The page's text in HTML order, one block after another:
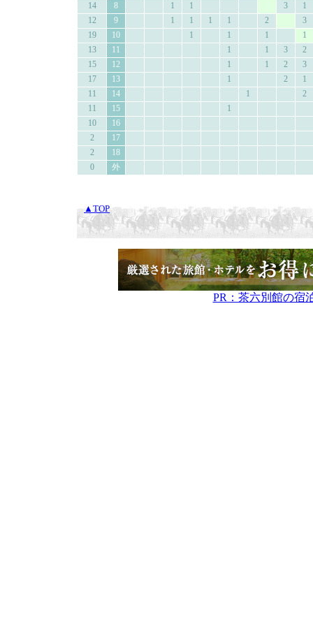
14
8 1 1 3
1
12
9 1 1 1 1 2
3
19
10 1 1 1
1
13
11 1 1 3
2
15
12 1 1 2
3
17
13 1 2
1
11
14 1
2
11
15
1
10
16
2
17
2
18
0
外
▲TOP
PR：茶六別館の宿